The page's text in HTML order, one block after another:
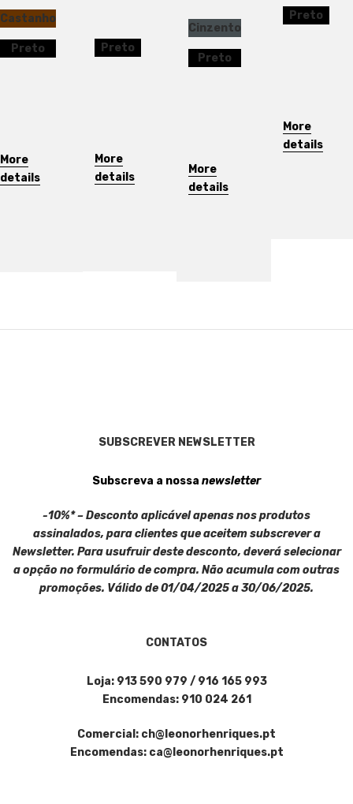
Castanho
Preto
More
details
Preto
More
details
Cinzento
Preto
More
details
Preto
More
details
SUBSCREVER NEWSLETTER
Subscreva a nossa newsletter
-10%* – Desconto aplicável apenas nos produtos
assinalados, para clientes que aceitem subscrever a
Newsletter. Para usufruir deste desconto, deverá selecionar
a opção no formulário de compra. Não acumula com outras
promoções. Válido de 01/04/2025 a 30/06/2025.
CONTATOS
Loja: 913 590 979 / 916 165 993
Encomendas: 910 024 261
Comercial: ch@leonorhenriques.pt
Encomendas: ca@leonorhenriques.pt